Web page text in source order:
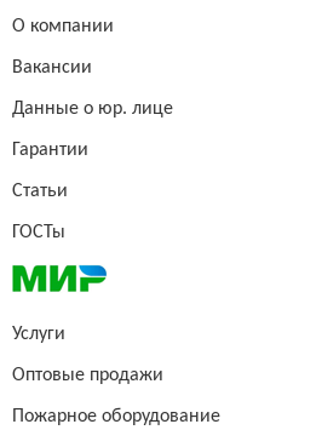
О компании
Вакансии
Данные о юр. лице
Гарантии
Статьи
ГОСТы
Услуги
Оптовые продажи
Пожарное оборудование